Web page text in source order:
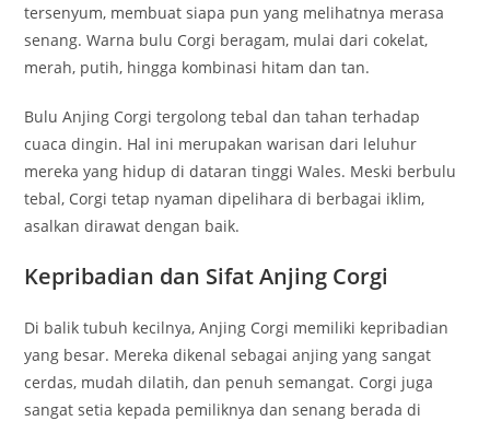
tersenyum, membuat siapa pun yang melihatnya merasa
senang. Warna bulu Corgi beragam, mulai dari cokelat,
merah, putih, hingga kombinasi hitam dan tan.
Bulu Anjing Corgi tergolong tebal dan tahan terhadap
cuaca dingin. Hal ini merupakan warisan dari leluhur
mereka yang hidup di dataran tinggi Wales. Meski berbulu
tebal, Corgi tetap nyaman dipelihara di berbagai iklim,
asalkan dirawat dengan baik.
Kepribadian dan Sifat Anjing Corgi
Di balik tubuh kecilnya, Anjing Corgi memiliki kepribadian
yang besar. Mereka dikenal sebagai anjing yang sangat
cerdas, mudah dilatih, dan penuh semangat. Corgi juga
sangat setia kepada pemiliknya dan senang berada di